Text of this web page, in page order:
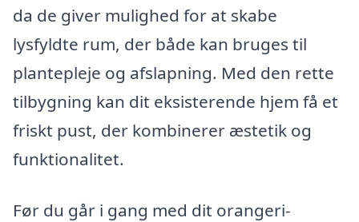
da de giver mulighed for at skabe
lysfyldte rum, der både kan bruges til
plantepleje og afslapning. Med den rette
tilbygning kan dit eksisterende hjem få et
friskt pust, der kombinerer æstetik og
funktionalitet.
Før du går i gang med dit orangeri-